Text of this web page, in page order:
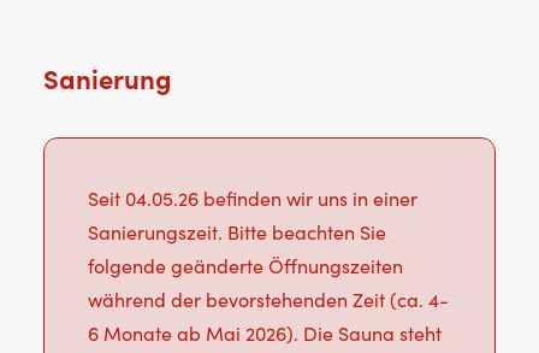
Sanierung
Seit 04.05.26 befinden wir uns in einer
Sanierungszeit. Bitte beachten Sie
folgende geänderte Öffnungszeiten
während der bevorstehenden Zeit (ca. 4-
6 Monate ab Mai 2026). Die Sauna steht